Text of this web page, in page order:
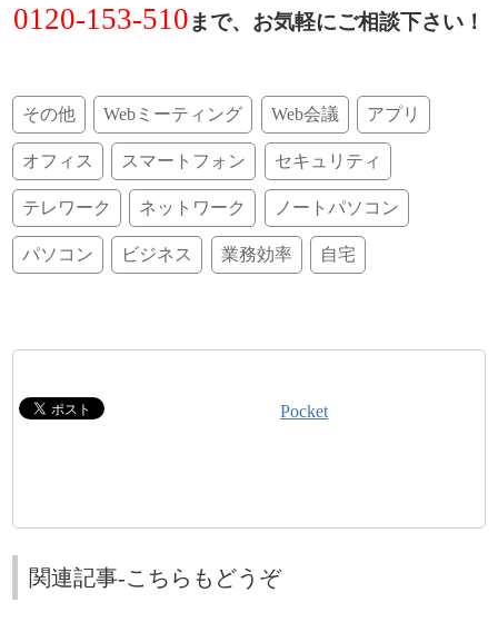
0120-153-510 まで、お気軽にご相談下さい！
その他 Webミーティング Web会議 アプリ
オフィス スマートフォン セキュリティ
テレワーク ネットワーク ノートパソコン
パソコン ビジネス 業務効率 自宅
Pocket
関連記事-こちらもどうぞ